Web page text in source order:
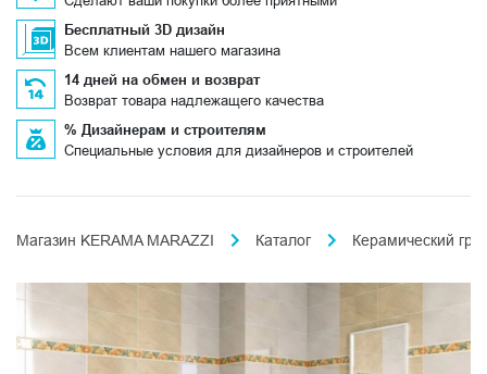
Бесплатный 3D дизайн
Всем клиентам нашего магазина
14 дней на обмен и возврат
Возврат товара надлежащего качества
% Дизайнерам и строителям
Специальные условия для дизайнеров и строителей
Магазин KERAMA MARAZZI Каталог Керамический